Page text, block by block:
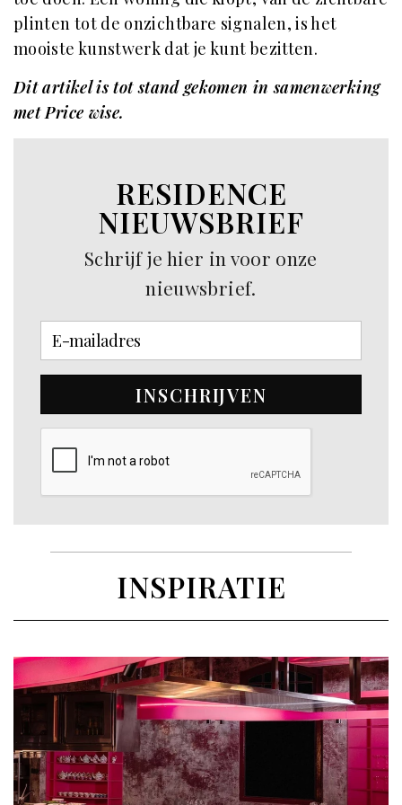
plinten tot de onzichtbare signalen, is het
mooiste kunstwerk dat je kunt bezitten.
Dit artikel is tot stand gekomen in samenwerking
met Price wise.
RESIDENCE
NIEUWSBRIEF
Schrijf je hier in voor onze
nieuwsbrief.
INSCHRIJVEN
INSPIRATIE